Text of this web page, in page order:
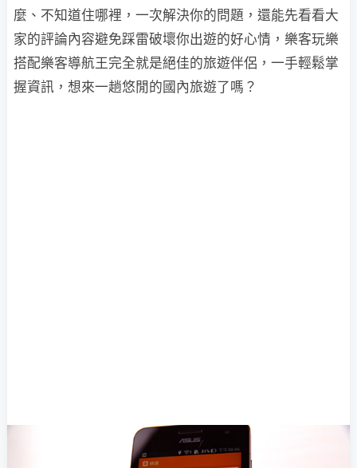
麼、不知道住哪裡，一次解決你的問題，還能先看看大
家的評論內容避免踩雷破壞你出遊的好心情，樂客玩樂
搭配樂客導航王完全就是絕佳的旅遊伴侶，一手輕鬆掌
握資訊，想來一趟悠閒的國內旅遊了嗎？